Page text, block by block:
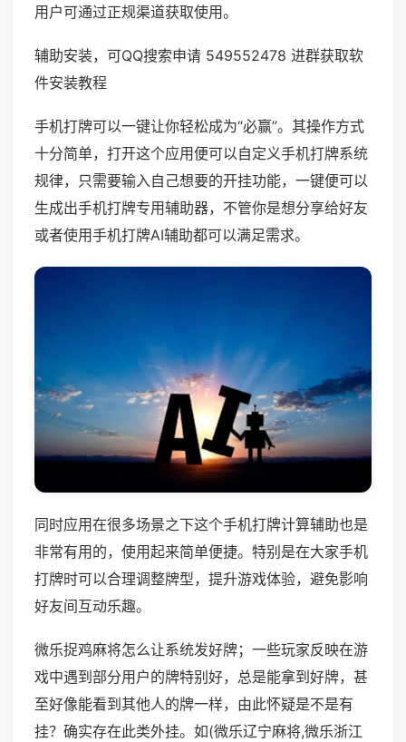
用户可通过正规渠道获取使用。
辅助安装，可QQ搜索申请 549552478 进群获取软
件安装教程
手机打牌可以一键让你轻松成为“必赢”。其操作方式
十分简单，打开这个应用便可以自定义手机打牌系统
规律，只需要输入自己想要的开挂功能，一键便可以
生成出手机打牌专用辅助器，不管你是想分享给好友
或者使用手机打牌AI辅助都可以满足需求。
同时应用在很多场景之下这个手机打牌计算辅助也是
非常有用的，使用起来简单便捷。特别是在大家手机
打牌时可以合理调整牌型，提升游戏体验，避免影响
好友间互动乐趣。
微乐捉鸡麻将怎么让系统发好牌；一些玩家反映在游
戏中遇到部分用户的牌特别好，总是能拿到好牌，甚
至好像能看到其他人的牌一样，由此怀疑是不是有
挂？确实存在此类外挂。如(微乐辽宁麻将,微乐浙江